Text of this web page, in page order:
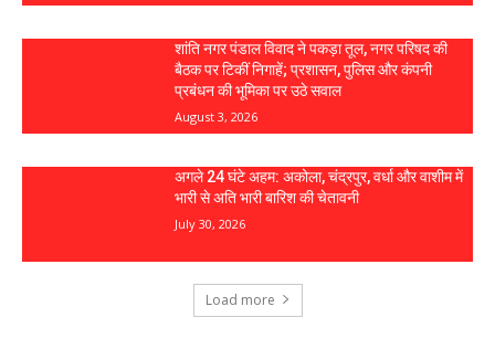
शांति नगर पंडाल विवाद ने पकड़ा तूल, नगर परिषद की
बैठक पर टिकीं निगाहें; प्रशासन, पुलिस और कंपनी
प्रबंधन की भूमिका पर उठे सवाल
August 3, 2026
अगले 24 घंटे अहम: अकोला, चंद्रपुर, वर्धा और वाशीम में
भारी से अति भारी बारिश की चेतावनी
July 30, 2026
Load more